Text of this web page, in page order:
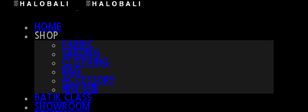
HOME
SHOP
FABRIC
SARONG
CLOTHING
BAG
ACCESSORY
예약 상품
BATIK CLASS
SHOWROOM